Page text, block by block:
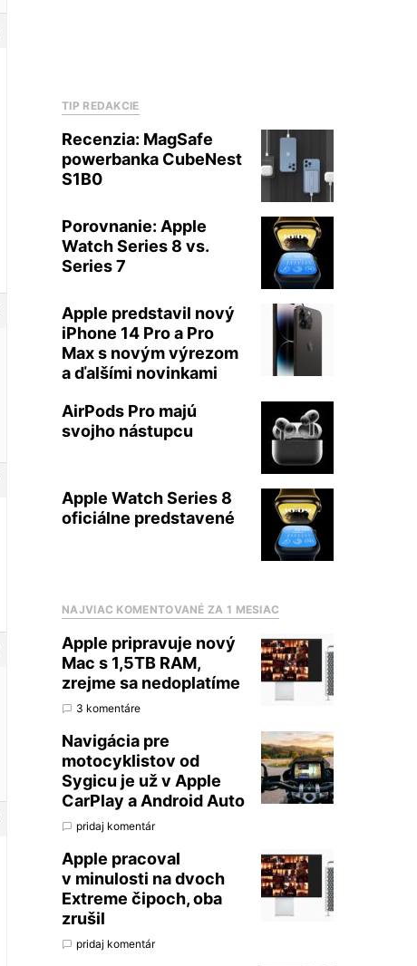
TIP REDAKCIE
Recenzia: MagSafe
powerbanka CubeNest
S1B0
Porovnanie: Apple
Watch Series 8 vs.
Series 7
Apple predstavil nový
iPhone 14 Pro a Pro
Max s novým výrezom
a ďalšími novinkami
AirPods Pro majú
svojho nástupcu
Apple Watch Series 8
oficiálne predstavené
NAJVIAC KOMENTOVANÉ ZA 1 MESIAC
Apple pripravuje nový
Mac s 1,5TB RAM,
zrejme sa nedoplatíme
3 komentáre
Navigácia pre
motocyklistov od
Sygicu je už v Apple
CarPlay a Android Auto
pridaj komentár
Apple pracoval
v minulosti na dvoch
Extreme čipoch, oba
zrušil
pridaj komentár